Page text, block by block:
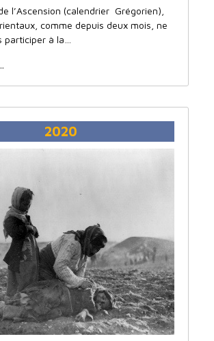
l’Ascension (calendrier Grégorien),
comme depuis deux mois, ne
à la…
2020